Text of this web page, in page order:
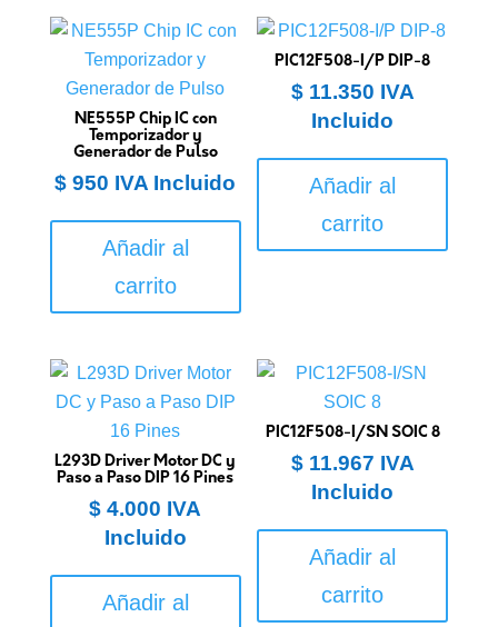
NE555P Chip IC con
Temporizador y
Generador de Pulso
$ 950 IVA Incluido
Añadir al
carrito
PIC12F508-I/P DIP-8
$11.350 IVA
Incluido
Añadir al
carrito
L293D Driver Motor DC y
Paso a Paso DIP 16 Pines
$ 4.000 IVA
Incluido
Añadir al
PIC12F508-I/SN SOIC 8
$11.967 IVA
Incluido
Añadir al
carrito